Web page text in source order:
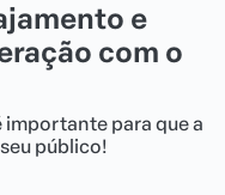
e
com o
para que a
público!